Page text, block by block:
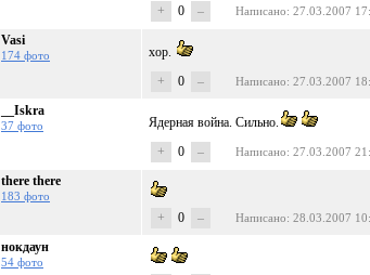
+
0 – Написано: 27.03.2007
Vasi
174 фото
хор.
+
0 – Написано: 27.03.2007
__Iskra
37 фото
Ядерная война. Сильно.
+
0 – Написано: 27.03.2007
there there
183 фото
+ 0 – Написано: 28.03.2007
нокдаун
54 фото